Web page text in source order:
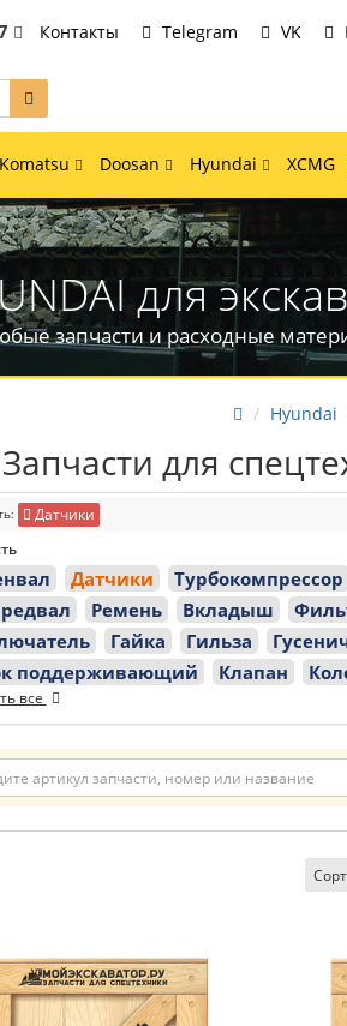
Контакты Telegram VK
Komatsu Doosan Hyundai XCMG
для
запчасти и расходные
Hyundai
Запчасти для
Датчики
Датчики Турбокомпрессор
Ремень Вкладыш
Гайка Гильза
поддерживающий
Клапан
все